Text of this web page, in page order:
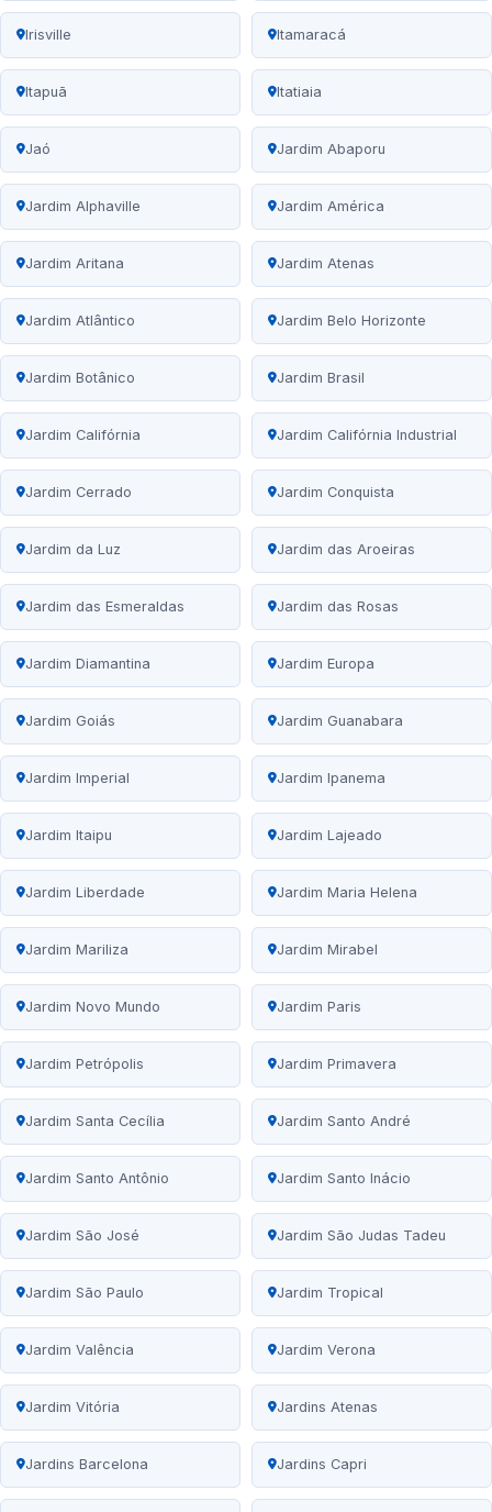
Irisville Itamaracá
Itapuã Itatiaia
Jaó Jardim Abaporu
Jardim Alphaville Jardim América
Jardim Aritana Jardim Atenas
Jardim Atlântico Jardim Belo Horizonte
Jardim Botânico Jardim Brasil
Jardim Califórnia Jardim Califórnia Industrial
Jardim Cerrado Jardim Conquista
Jardim da Luz Jardim das Aroeiras
Jardim das Esmeraldas Jardim das Rosas
Jardim Diamantina Jardim Europa
Jardim Goiás Jardim Guanabara
Jardim Imperial Jardim Ipanema
Jardim Itaipu Jardim Lajeado
Jardim Liberdade Jardim Maria Helena
Jardim Mariliza Jardim Mirabel
Jardim Novo Mundo Jardim Paris
Jardim Petrópolis Jardim Primavera
Jardim Santa Cecília Jardim Santo André
Jardim Santo Antônio Jardim Santo Inácio
Jardim São José Jardim São Judas Tadeu
Jardim São Paulo Jardim Tropical
Jardim Valência Jardim Verona
Jardim Vitória Jardins Atenas
Jardins Barcelona Jardins Capri